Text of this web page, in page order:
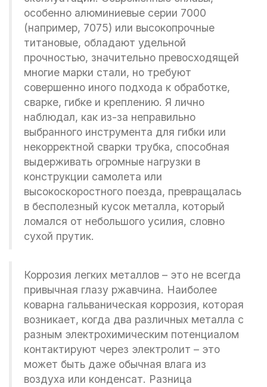
особенно алюминиевые серии 7000
(например, 7075) или высокопрочные
титановые, обладают удельной
прочностью, значительно превосходящей
многие марки стали, но требуют
совершенно иного подхода к обработке,
сварке, гибке и креплению. Я лично
наблюдал, как из-за неправильно
выбранного инструмента для гибки или
некорректной сварки трубка, способная
выдерживать огромные нагрузки в
конструкции самолета или
высокоскоростного поезда, превращалась
в бесполезный кусок металла, который
ломался от небольшого усилия, словно
сухой прутик.
Коррозия легких металлов – это не всегда
привычная глазу ржавчина. Наиболее
коварна гальваническая коррозия, которая
возникает, когда два различных металла с
разным электрохимическим потенциалом
контактируют через электролит – это
может быть даже обычная влага из
воздуха или конденсат. Разница